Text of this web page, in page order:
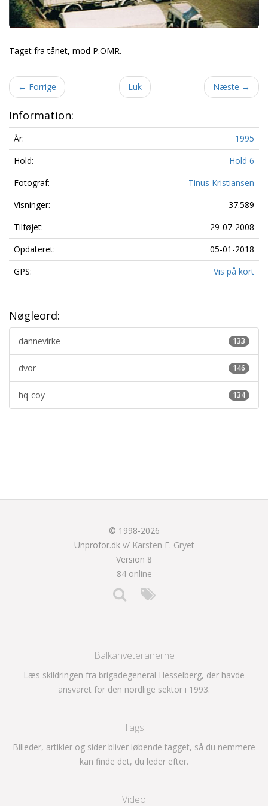
Taget fra tånet, mod P.OMR.
← Forrige Luk Næste →
Information:
År:
1995
Hold:
Hold 6
Fotograf:
Tinus Kristiansen
Visninger:
37.589
Tilføjet:
29-07-2008
Opdateret:
05-01-2018
GPS:
Vis på kort
Nøgleord:
133
dannevirke
146
dvor
134
hq-coy
© 1998-2026
Unprofor.dk v/ Karsten F. Gryet
Version 8
84 online
Balkanveteranerne
Læs skildringen fra brigadegeneral Hesselberg, der havde
ansvaret for den nordlige sektor i 1993.
Tags
Billeder, artikler og sider bliver løbende tagget, så du nemmere
kan finde det, du leder efter.
Video